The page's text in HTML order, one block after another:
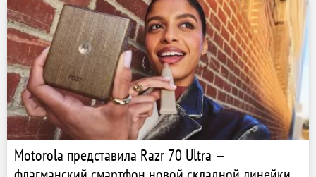
Motorola представила Razr 70 Ultra —